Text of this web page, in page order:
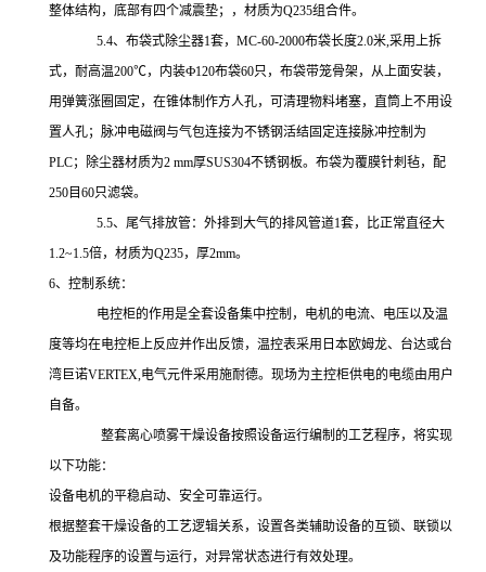
整体结构，底部有四个减震垫；，材质为Q235组合件。
5.4、布袋式除尘器1套，MC-60-2000布袋长度2.0米,采用上拆
式，耐高温200℃， 内装Ф120布袋60只，布袋带笼骨架，从上面安装，
用弹簧涨圈固定，在锥体制作方人孔，可清理物料堵塞，直筒上不用设
置人孔；脉冲电磁阀与气包连接为不锈钢活结固定连接脉冲控制为
PLC；
除尘器材质为2 mm厚SUS304不锈钢板。布袋为覆膜针刺毡， 配
250目 60只滤袋。
5.5、尾气排放管：外排到大气的排风管道1套，比正常直径大
1.2~1.5倍，材质为Q235，厚2mm。
6、控制系统：
电控柜的作用是全套设备集中控制，电机的电流、电压以及温
度等均在电控柜上反应并作出反馈， 温控表采用日本欧姆龙、台达或台
湾巨诺VERTEX,电气元件采用施耐德。现场为主控柜供电的电缆由用户
自备。
整套离心喷雾干燥设备按照设备运行编制的工艺程序，将实现
以下功能：
设备电机的平稳启动、安全可靠运行。
根据整套干燥设备的工艺逻辑关系，设置各类辅助设备的互锁、联锁以
及功能程序的设置与运行，对异常状态进行有效处理。